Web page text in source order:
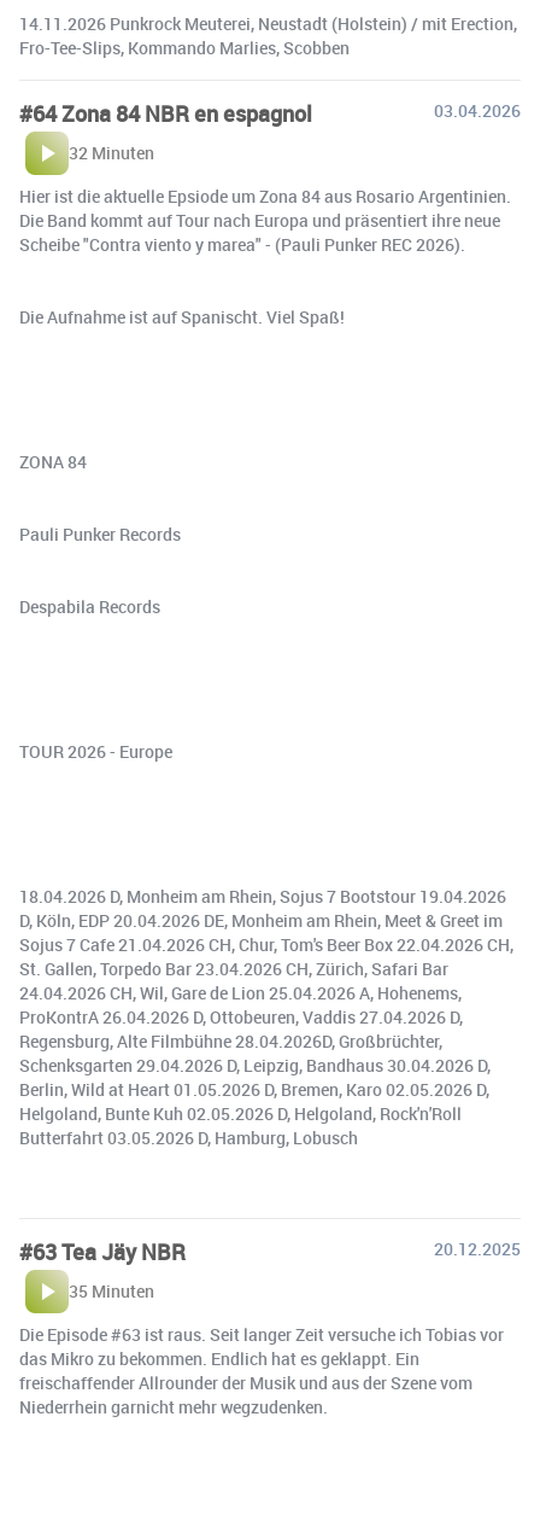
14.11.2026 ⁠Punkrock Meuterei⁠, Neustadt (Holstein) / mit ⁠Erection⁠,
⁠Fro-Tee-Slips⁠, ⁠Kommando Marlies⁠, ⁠Scobben⁠
#64 Zona 84 NBR en espagnol
03.04.2026
32 Minuten
Hier ist die aktuelle Epsiode um Zona 84 aus Rosario Argentinien.
Die Band kommt auf Tour nach Europa und präsentiert ihre neue
Scheibe "Contra viento y marea" - (Pauli Punker REC 2026).
Die Aufnahme ist auf Spanischt. Viel Spaß!
ZONA 84
Pauli Punker Records
Despabila Records
TOUR 2026 - Europe
18.04.2026 D, Monheim am Rhein, Sojus 7 Bootstour 19.04.2026
D, Köln, EDP 20.04.2026 DE, Monheim am Rhein, Meet & Greet im
Sojus 7 Cafe 21.04.2026 CH, Chur, Tom's Beer Box 22.04.2026 CH,
St. Gallen, Torpedo Bar 23.04.2026 CH, Zürich, Safari Bar
24.04.2026 CH, Wil, Gare de Lion 25.04.2026 A, Hohenems,
ProKontrA 26.04.2026 D, Ottobeuren, Vaddis 27.04.2026 D,
Regensburg, Alte Filmbühne 28.04.2026D, Großbrüchter,
Schenksgarten 29.04.2026 D, Leipzig, Bandhaus 30.04.2026 D,
Berlin, Wild at Heart 01.05.2026 D, Bremen, Karo 02.05.2026 D,
Helgoland, Bunte Kuh 02.05.2026 D, Helgoland, Rock'n'Roll
Butterfahrt 03.05.2026 D, Hamburg, Lobusch
#63 Tea Jäy NBR
20.12.2025
35 Minuten
Die Episode #63 ist raus. Seit langer Zeit versuche ich Tobias vor
das Mikro zu bekommen. Endlich hat es geklappt. Ein
freischaffender Allrounder der Musik und aus der Szene vom
Niederrhein garnicht mehr wegzudenken.